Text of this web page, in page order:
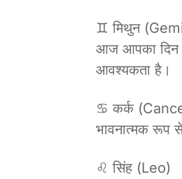
♊ मिथुन
आज आपका दिन
आवश्यकता है।
♋ कर्क
भावनात्मक रूप
♌ सिंह (Leo)